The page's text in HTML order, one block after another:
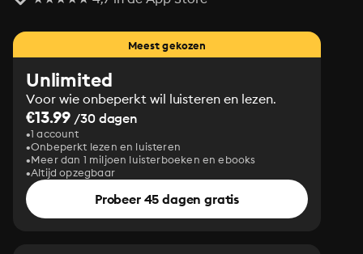
Meest gekozen
Unlimited
Voor wie onbeperkt wil luisteren en lezen.
€13.99 /30 dagen
1 account
Onbeperkt lezen en luisteren
Meer dan 1 miljoen luisterboeken en ebooks
Altijd opzegbaar
Probeer 45 dagen gratis